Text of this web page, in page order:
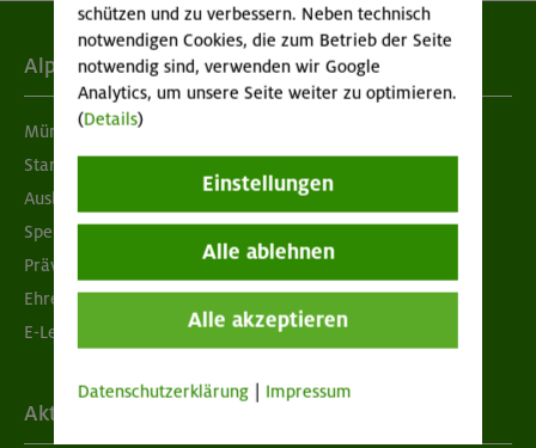
Alpenverein
München & Oberland
Standorte
Ausbildung & Jobs
Spenden
Prävention sexualisierter Gewalt
Ehrenamtsbörse
E-Learning
Aktuelles
schützen und zu verbessern. Neben technisch
notwendigen Cookies, die zum Betrieb der Seite
notwendig sind, verwenden wir Google
Analytics, um unsere Seite weiter zu optimieren.
(Details)
Einstellungen
Alle ablehnen
Alle akzeptieren
Datenschutzerklärung Impressum